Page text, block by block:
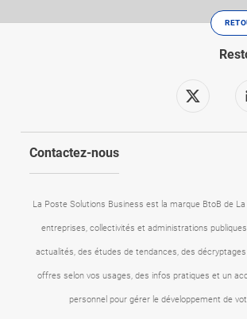
La Poste Solutions Business est la marque BtoB de
entreprises, collectivités et administrations
actualités, des études de tendances, des
offres selon vos usages, des infos pratiques et un
personnel pour gérer le développement de
Contactez-nous